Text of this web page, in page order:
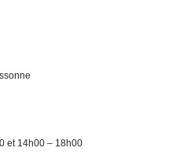
et 14h00 – 18h00